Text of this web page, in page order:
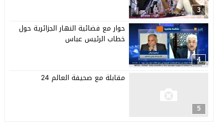
3
4
حوار مع فضائية النهار الجزائرية حول
خطاب الرئيس عباس
5
مقابلة مع صحيفة العالم 24